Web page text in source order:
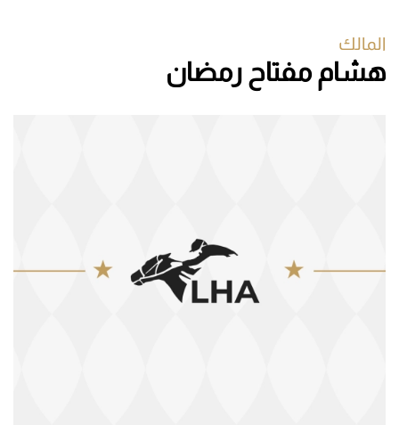
المالك
هشام مفتاح رمضان